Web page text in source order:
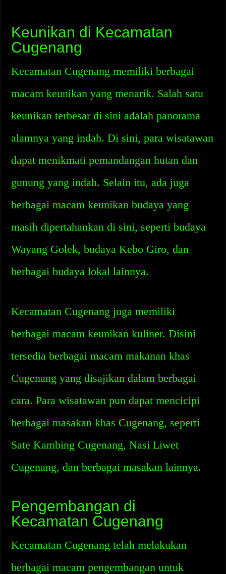
Keunikan di Kecamatan
Cugenang
Kecamatan Cugenang memiliki berbagai
macam keunikan yang menarik. Salah satu
keunikan terbesar di sini adalah panorama
alamnya yang indah. Di sini, para wisatawan
dapat menikmati pemandangan hutan dan
gunung yang indah. Selain itu, ada juga
berbagai macam keunikan budaya yang
masih dipertahankan di sini, seperti budaya
Wayang Golek, budaya Kebo Giro, dan
berbagai budaya lokal lainnya.
Kecamatan Cugenang juga memiliki
berbagai macam keunikan kuliner. Disini
tersedia berbagai macam makanan khas
Cugenang yang disajikan dalam berbagai
cara. Para wisatawan pun dapat mencicipi
berbagai masakan khas Cugenang, seperti
Sate Kambing Cugenang, Nasi Liwet
Cugenang, dan berbagai masakan lainnya.
Pengembangan di
Kecamatan Cugenang
Kecamatan Cugenang telah melakukan
berbagai macam pengembangan untuk